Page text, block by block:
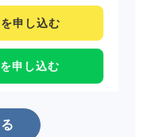
申し込む
申し込む